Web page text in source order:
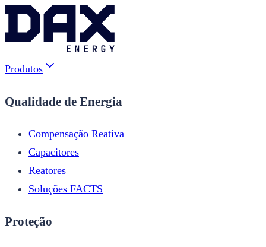
Produtos
Qualidade de Energia
Compensação Reativa
Capacitores
Reatores
Soluções FACTS
Proteção